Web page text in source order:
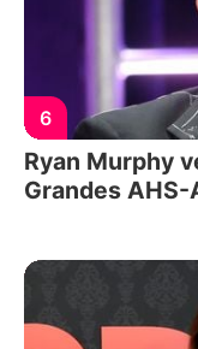
6
Ryan Murphy
Grandes AHS-